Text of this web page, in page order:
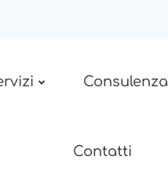
Consulenza
Contatti